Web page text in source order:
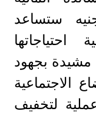
بقيمة 300 جنيه ستساعد
احتياجاتها
مشيدة بجهود
الاجتماعية
لتخفيف